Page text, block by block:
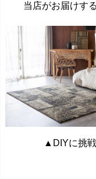
当店がお届けす
▲DIYに挑